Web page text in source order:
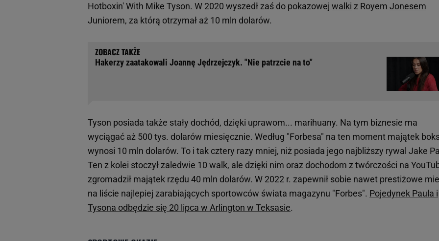
Hotboxin' With Mike Tyson. W 2020 wyszedł zaś do pokazowej walki z Royem Jonesem
Juniorem, za którą otrzymał aż 10 mln dolarów.
Hakerzy zaatakowali Joannę Jędrzejczyk. "Nie patrzcie na to"
Tyson posiada także stały dochód, dzięki uprawom... marihuany. Na tym biznesie ma
wyciągać aż 500 tys. dolarów miesięcznie. Według "Forbesa" na ten moment majątek
wynosi 10 mln dolarów. To i tak cztery razy mniej, niż posiada jego najbliższy rywal Jake
Ten z kolei stoczył zaledwie 10 walk, ale dzięki nim oraz dochodom z twórczości na
zgromadził majątek rzędu 40 mln dolarów. W 2022 r. zapewnił sobie nawet prestiżowe
na liście najlepiej zarabiających sportowców świata magazynu "Forbes". Pojedynek Paula i
Tysona odbędzie się 20 lipca w Arlington w Teksasie.